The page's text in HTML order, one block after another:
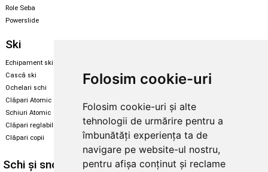
Folosim cookie-uri
Folosim cookie-uri și alte
tehnologii de urmărire pentru a
îmbunătăți experiența ta de
navigare pe website-ul nostru,
pentru afișa conținut și reclame
Role Seba
Powerslide
Ski
Echipament ski
Cască ski
Ochelari schi
Clăpari Atomic
Schiuri Atomic
Clăpari reglabili
Clăpari copii
Echipament snowboard
Skate & longboard
Santa Cruz
Enuff Skateboards
Schi și snowboard Diverse